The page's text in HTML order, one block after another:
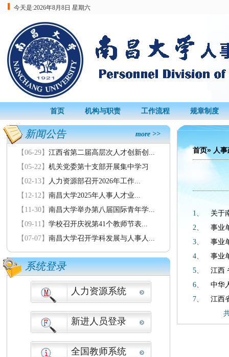
今天是:2026年8月8日 星期六
首页 机构与职责 工作流程 规章制度
新闻公告 more >>
【06-29】 江西省第二届高层次人才创新创...
【05-22】 机关党委第十支部开展集中学习
【02-13】
人力资源部召开2026年工作...
【12-12】 南昌大学2025年人事人才业...
【11-30】 南昌大学举办第八届国际青年学...
【09-11】 学校召开庆祝第41个教师节表...
【07-07】 南昌大学召开学科发展与人事人...
系统登录
人力资源系统
新进人员登录
全国教师系统
首页» 人
1、
关于
2、
事业
3、
事业
4、
事业
5、
江西
6、
中华
7、
江西